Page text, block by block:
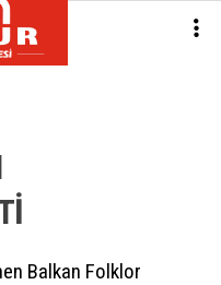
Balkan Folklor